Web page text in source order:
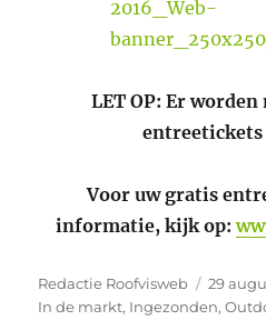
LET OP: Er
Voor uw gratis
informatie, kijk op:
Auteur
Redactie Roofvisweb
op
29
In de markt, Ingezonden,